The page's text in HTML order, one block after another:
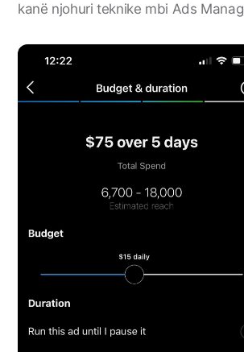
kanë njohuri teknike mbi Ads